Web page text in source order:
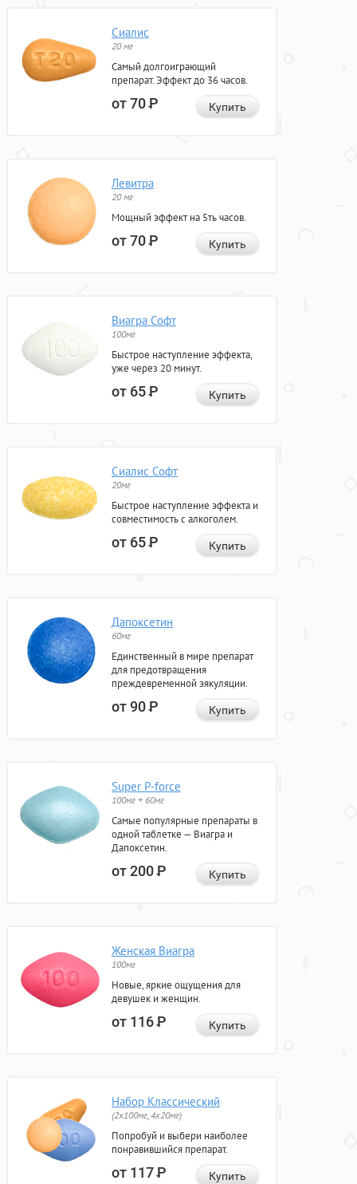
Сиалис
20 мг
Самый долгоиграющий
препарат. Эффект до 36 часов.
от 70Р Купить
Левитра
20 мг
Мощный эффект на 5ть часов.
от 70Р Купить
Виагра Софт
100мг
Быстрое наступление эффекта,
уже через 20 минут.
от 65Р Купить
Сиалис Софт
20мг
Быстрое наступление эффекта и
совместимость с алкоголем.
от 65Р Купить
Дапоксетин
60мг
Единственный в мире препарат
для предотвращения
преждевременной эякуляции.
от 90Р Купить
Super P-force
100мг + 60мг
Самые популярные препараты в
одной таблетке — Виагра и
Дапоксетин.
от 200Р Купить
Женская Виагра
100мг
Новые, яркие ощущения для
девушек и женщин.
от 116Р Купить
Набор Классический
(2x100мг, 4x20мг)
Попробуй и выбери наиболее
понравившийся препарат.
от 117Р Купить